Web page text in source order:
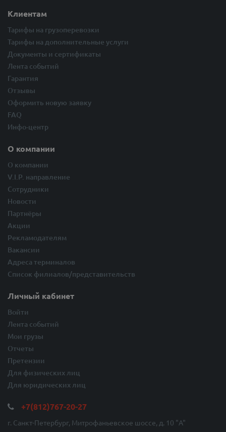
Клиентам
Тарифы на грузоперевозки
Тарифы на дополнительные услуги
Документы и сертификаты
Лента событий
Гарантия
Отзывы
Оформить новую заявку
FAQ
Инфо-центр
О компании
О компании
V.I.P. направление
Сотрудники
Новости
Партнёры
Акции
Рекламодателям
Вакансии
Адреса терминалов
Список филиалов/представительств
Личный кабинет
Войти
Лента событий
Мои грузы
Отчеты
Претензии
Для физических лиц
Для юридических лиц
+7(812)767-20-27
г. Санкт-Петербург, Митрофаньевское шоссе, д. 10 "A"